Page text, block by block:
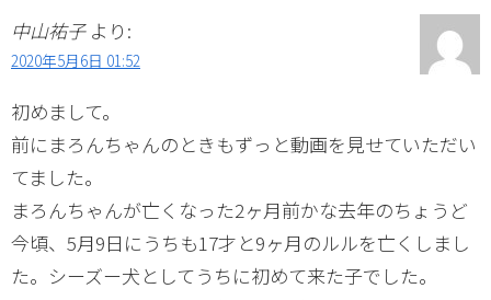
中山祐子 より:
2020年5月6日 01:52
初めまして。
前にまろんちゃんのときもずっと動画を見せていただい
てました。
まろんちゃんが亡くなった2ヶ月前かな去年のちょうど
今頃、5月9日にうちも17才と9ヶ月のルルを亡くしまし
た。シーズー犬としてうちに初めて来た子でした。